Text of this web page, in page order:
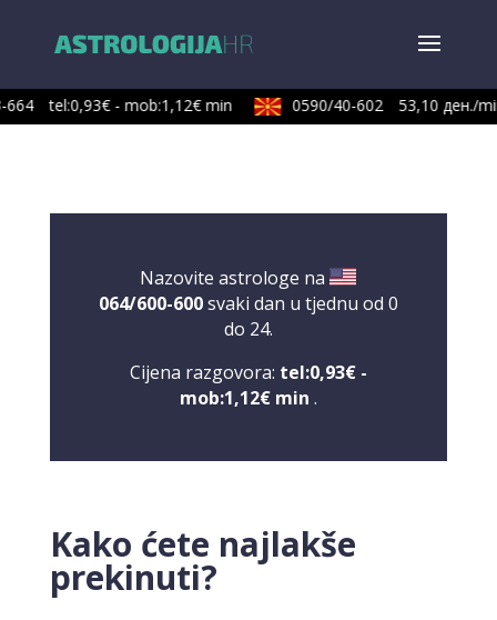
tel:0,93€ - mob:1,12€ min 0590/40-602 53,10 ден./min
Nazovite astrologe na
064/600-600svaki dan u tjednu od 0
do 24.
Cijena razgovora: tel:0,93€ -
mob:1,12€ min .
Kako ćete najlakše
prekinuti?